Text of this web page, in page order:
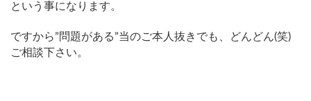
という事になります。
ですから”問題がある”当のご本人抜きでも、どんどん(笑)
ご相談下さい。